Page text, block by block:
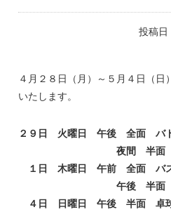
投稿日
４月２８日（月）～５月４日（
いたします。
２９日 火曜日 午後 全面 バ
夜間 半面 バスケ
１日 木曜日 午前 全面 バス
午後 半面 バド
４日 日曜日 午後 半面 卓